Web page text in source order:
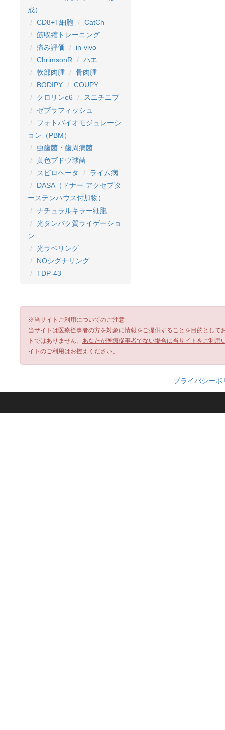
成）
CD8+T細胞
CatCh
筋収縮トレーニング
痛み評価
in-vivo
ChrimsonR
ハエ
軟部肉腫
骨肉腫
BODIPY
COUPY
クロリンe6
スニチニブ
ゼブラフィッシュ
フォトバイオモジュレーシ
ョン（PBM）
虫歯菌・歯周病菌
黄色ブドウ球菌
スピロヘータ
ライム病
DASA（ドナー-アクセプタ
ーステンハウス付加物）
ナチュラルキラー細胞
光タンパク質ライゲーショ
ン
光ラベリング
NOシグナリング
TDP-43
※当サイトご利用についてのご注意
当サイトは医療従事者の方を対象に情報をご提供することを目的とし
トではありません。 あなたが医療従事者でない場合は当サイトをご利
イトのご利用はお控えください。
プライバシーポ